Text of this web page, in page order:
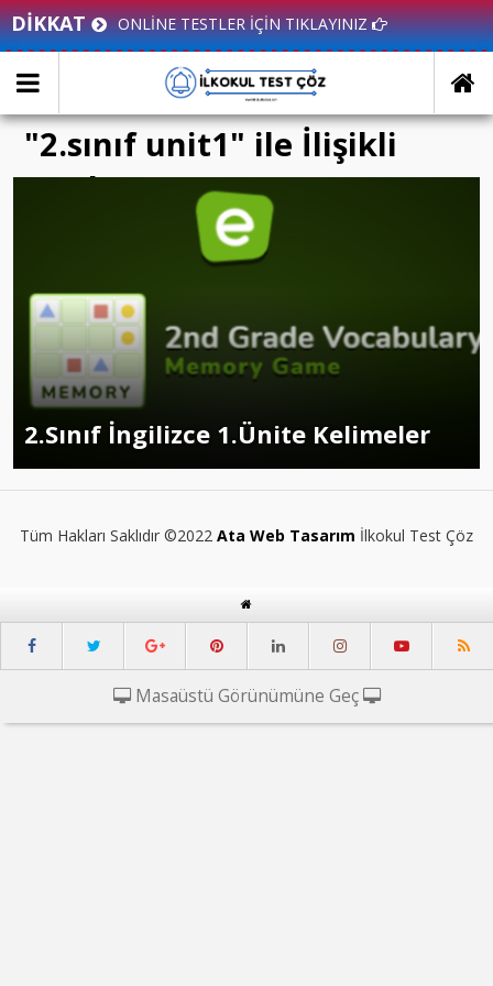
DİKKAT ONLİNE TESTLER İÇİN TIKLAYINIZ
"2.sınıf unit1" ile İlişikli
yazılar
2.Sınıf İngilizce 1.Ünite Kelimeler
Tüm Hakları Saklıdır ©2022 Ata Web Tasarım İlkokul Test Çöz
Masaüstü Görünümüne Geç